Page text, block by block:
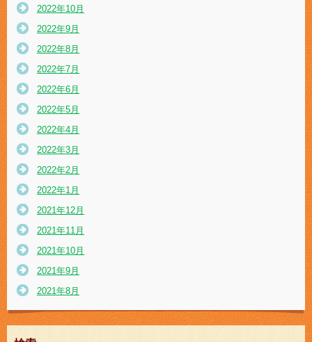
2022年10月
2022年9月
2022年8月
2022年7月
2022年6月
2022年5月
2022年4月
2022年3月
2022年2月
2022年1月
2021年12月
2021年11月
2021年10月
2021年9月
2021年8月